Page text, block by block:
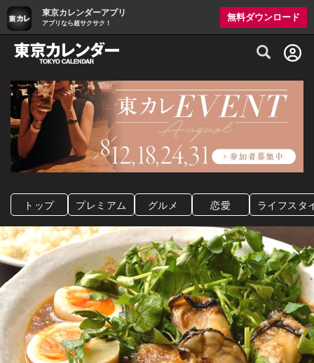
東京カレンダーアプリ
アプリなら超サクサク！
無料ダウンロード
グルメ情報・プレミアムレストラン予約
トップ プレミアム グルメ 恋愛 ライフスタ